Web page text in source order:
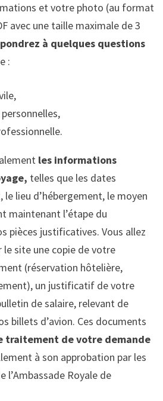
et votre photo (au format
avec une taille maximale de 3
à quelques questions
:
les informations
telles que les dates
le lieu d’hébergement, le moyen
maintenant l’étape du
pièces justificatives. Vous allez
site une copie de votre
(réservation hôtelière,
un justificatif de votre
de salaire, relevant de
billets d’avion. Ces documents
traitement de votre demande
à son approbation par les
l’Ambassade Royale de